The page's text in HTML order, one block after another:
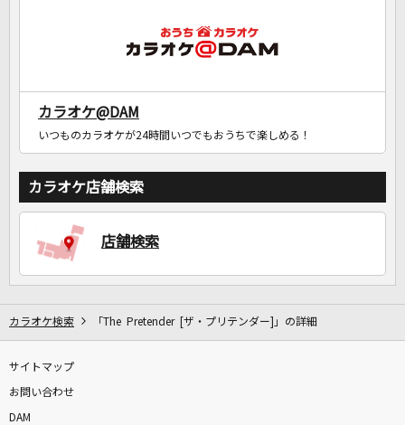
カラオケ@DAM
いつものカラオケが24時間いつでもおうちで楽しめる！
カラオケ店舗検索
店舗検索
カラオケ検索 「The Pretender [ザ・プリテンダー]」の詳細
サイトマップ
お問い合わせ
DAM